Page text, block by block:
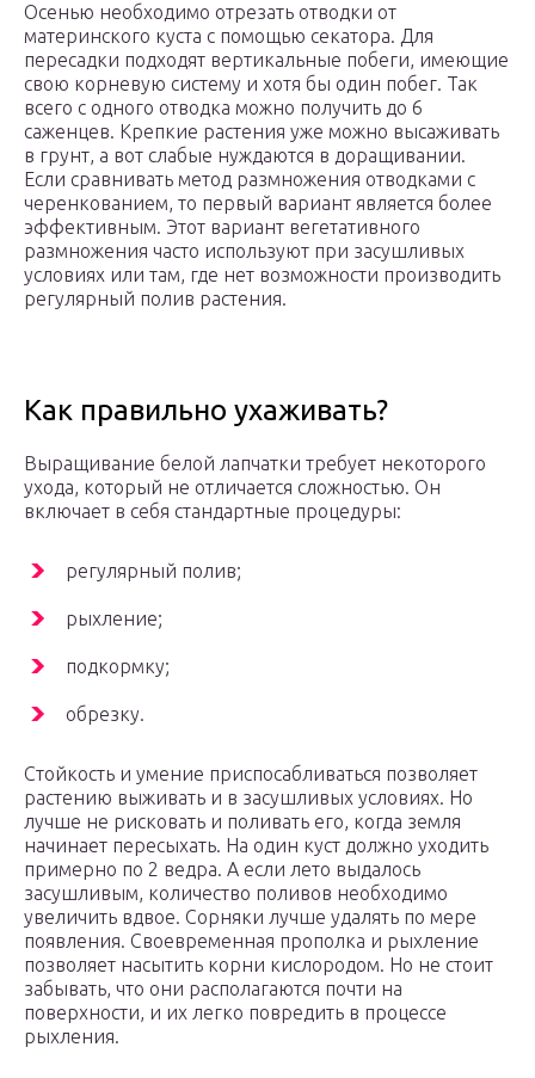
Осенью необходимо отрезать отводки от
материнского куста с помощью секатора. Для
пересадки подходят вертикальные побеги, имеющие
свою корневую систему и хотя бы один побег. Так
всего с одного отводка можно получить до 6
саженцев. Крепкие растения уже можно высаживать
в грунт, а вот слабые нуждаются в доращивании.
Если сравнивать метод размножения отводками с
черенкованием, то первый вариант является более
эффективным. Этот вариант вегетативного
размножения часто используют при засушливых
условиях или там, где нет возможности производить
регулярный полив растения.
Как правильно ухаживать?
Выращивание белой лапчатки требует некоторого
ухода, который не отличается сложностью. Он
включает в себя стандартные процедуры:
регулярный полив;
рыхление;
подкормку;
обрезку.
Стойкость и умение приспосабливаться позволяет
растению выживать и в засушливых условиях. Но
лучше не рисковать и поливать его, когда земля
начинает пересыхать. На один куст должно уходить
примерно по 2 ведра. А если лето выдалось
засушливым, количество поливов необходимо
увеличить вдвое. Сорняки лучше удалять по мере
появления. Своевременная прополка и рыхление
позволяет насытить корни кислородом. Но не стоит
забывать, что они располагаются почти на
поверхности, и их легко повредить в процессе
рыхления.